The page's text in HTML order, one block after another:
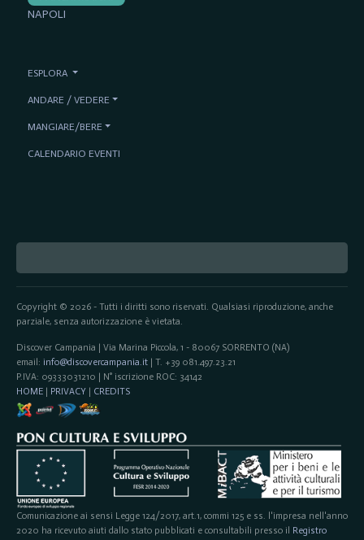
Copyright © 2026 - Tutti i diritti sono riservati. Qualsiasi riproduzione, anche
parziale, senza autorizzazione è vietata.
Discover Campania | Via Marina Piccola, 1 - 80067 SORRENTO (NA)
email: info@discovercampania.it| T. +39 081.497.23.21
P.IVA: 09333031210 | N° iscrizione ROC: 34142
HOME| PRIVACY | CREDITS
Comunicazione ai sensi Legge 124/2017, art.1, commi 125 e ss. l'impresa nell'anno
2020 ha ricevuto aiuti dallo stato pubblicati e consultabili presso il Registro
NAPOLI
ESPLORA
ANDARE / VEDERE
MANGIARE/BERE
CALENDARIO EVENTI